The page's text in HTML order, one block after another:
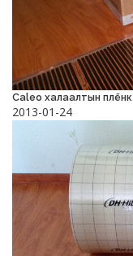
Caleo халаалтын плёнк
2013-01-24